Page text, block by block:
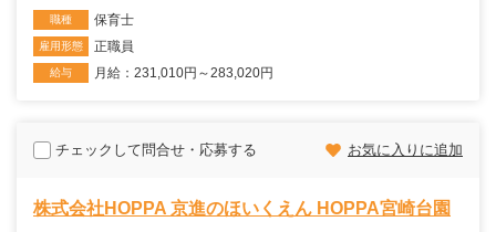
職種 保育士
雇用形態 正職員
給与 月給：231,010円～283,020円
チェックして問合せ・応募する お気に入りに追加
株式会社HOPPA 京進のほいくえん HOPPA宮崎台園